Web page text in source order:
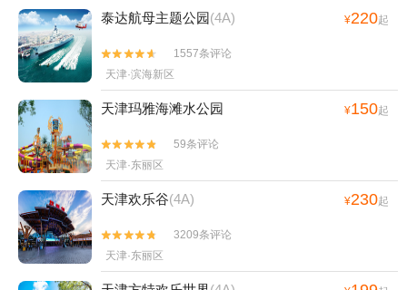
泰达航母主题公园(4A) ¥220起


1557条评论
天津·滨海新区
天津玛雅海滩水公园 ¥150起


59条评论
天津·东丽区
天津欢乐谷(4A) ¥230起


3209条评论
天津·东丽区